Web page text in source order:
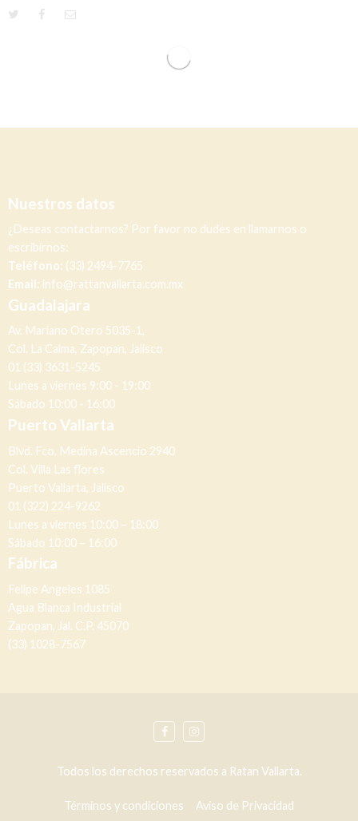
Nuestros datos
¿Deseas contactarnos? Por favor no dudes en llamarnos o
escribirnos:
Teléfono: (33) 2494-7765
Email: info@rattanvallarta.com.mx
Guadalajara
Av. Mariano Otero 5035-1,
Col. La Calma, Zapopan, Jalisco
01 (33) 3631-5245
Lunes a viernes 9:00 - 19:00
Sábado 10:00 - 16:00
Puerto Vallarta
Blvd. Fco. Medina Ascencio 2940
Col. Villa Las flores
Puerto Vallarta, Jalisco
01 (322) 224-9262
Lunes a viernes 10:00 – 18:00
Sábado 10:00 – 16:00
Fábrica
Felipe Angeles 1085
Agua Blanca Industrial
Zapopan, Jal. C.P. 45070
(33) 1028-7567
Todos los derechos reservados a Ratan Vallarta.
Términos y condiciones Aviso de Privacidad